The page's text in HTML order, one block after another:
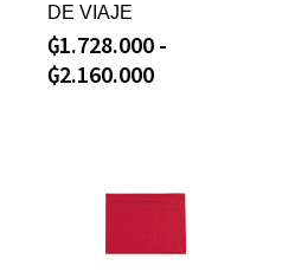
DE VIAJE
₲1.728.000 -
₲2.160.000